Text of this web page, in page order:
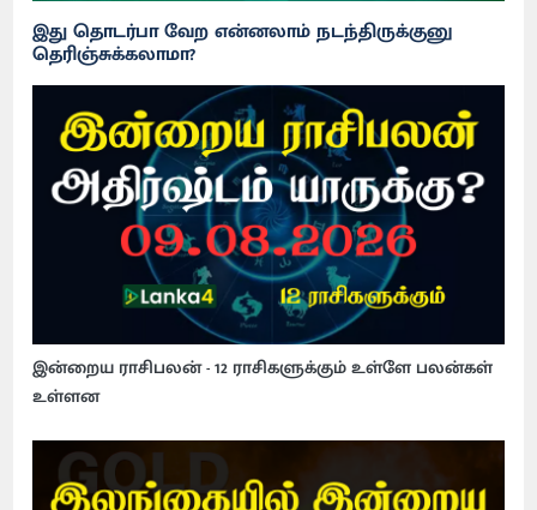
இது தொடர்பா வேற என்னலாம் நடந்திருக்குனு
தெரிஞ்சுக்கலாமா?
இன்றைய ராசிபலன் - 12 ராசிகளுக்கும் உள்ளே பலன்கள்
உள்ளன